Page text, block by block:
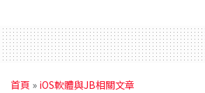
首頁 » iOS軟體與JB相關文章